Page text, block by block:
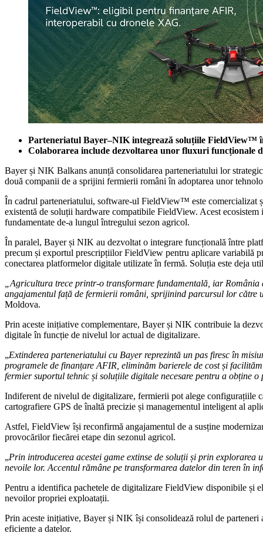
Parteneriatul Bayer–NIK integrează soluțiile FieldView™
Colaborarea include dezvoltarea unor fluxuri funcționale
Bayer și NIK Balkans anunță consolidarea parteneriatului lor
două companii de a sprijini fermierii români în adoptarea unor
În cadrul parteneriatului, software-ul FieldView™ este comercializat
existentă de soluții hardware compatibile FieldView. Acest
fundamentate de-a lungul întregului sezon agricol.
În paralel, Bayer și NIK au dezvoltat o integrare funcțională între
precum și exportul prescripțiilor FieldView pentru aplicare variabilă
conectarea platformelor digitale utilizate în fermă. Soluția este deja
„Agricultura trece printr-o transformare fundamentală, iar
angajamentul față de fermierii români, sprijinind parcursul lor către
Moldova.
Prin aceste inițiative complementare, Bayer și NIK contribuie la
digitale în funcție de nivelul lor actual de digitalizare.
Extinderea parteneriatului cu Bayer reprezintă un pas firesc în
programele de finanțare AFIR, eliminăm barierele de cost și
fermier suportul tehnic și soluțiile digitale necesare pentru a obține
Indiferent de nivelul de digitalizare, fermierii pot alege configurațiile
cartografiere GPS de înaltă precizie și managementul inteligent al
Astfel, FieldView își reconfirmă angajamentul de a susține
provocărilor fiecărei etape din sezonul agricol.
Prin introducerea acestei game extinse de soluții și prin
nevoile lor. Accentul rămâne pe transformarea datelor din teren în
Pentru a identifica pachetele de digitalizare FieldView disponibile
nevoilor propriei exploatații.
Prin aceste inițiative, Bayer și NIK își consolidează rolul de
eficiente a datelor.